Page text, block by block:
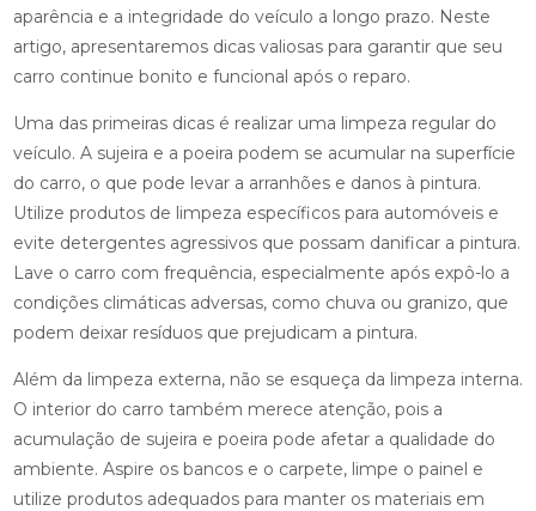
aparência e a integridade do veículo a longo prazo. Neste
artigo, apresentaremos dicas valiosas para garantir que seu
carro continue bonito e funcional após o reparo.
Uma das primeiras dicas é realizar uma limpeza regular do
veículo. A sujeira e a poeira podem se acumular na superfície
do carro, o que pode levar a arranhões e danos à pintura.
Utilize produtos de limpeza específicos para automóveis e
evite detergentes agressivos que possam danificar a pintura.
Lave o carro com frequência, especialmente após expô-lo a
condições climáticas adversas, como chuva ou granizo, que
podem deixar resíduos que prejudicam a pintura.
Além da limpeza externa, não se esqueça da limpeza interna.
O interior do carro também merece atenção, pois a
acumulação de sujeira e poeira pode afetar a qualidade do
ambiente. Aspire os bancos e o carpete, limpe o painel e
utilize produtos adequados para manter os materiais em